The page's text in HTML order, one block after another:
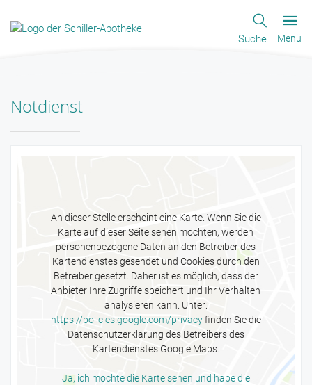
Suche Menü
Notdienst
An dieser Stelle erscheint eine Karte. Wenn Sie die
Karte auf dieser Seite sehen möchten, werden
personenbezogene Daten an den Betreiber des
Kartendienstes gesendet und Cookies durch den
Betreiber gesetzt. Daher ist es möglich, dass der
Anbieter Ihre Zugriffe speichert und Ihr Verhalten
analysieren kann. Unter:
https://policies.google.com/privacyfinden Sie die
Datenschutzerklärung des Betreibers des
Kartendienstes Google Maps.
Ja, ich möchte die Karte sehen und habe die